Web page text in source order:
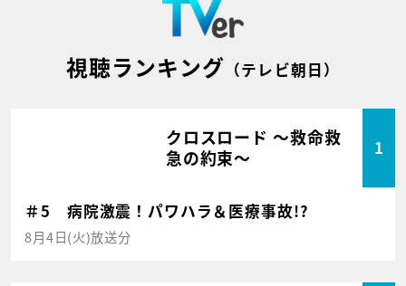
視聴ランキング （テレビ朝日）
クロスロード ～救命救
急の約束～
1
＃5 病院激震！パワハラ＆医療事故!?
8月4日(火)放送分